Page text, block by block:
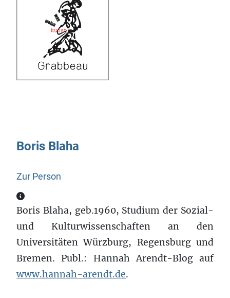
Boris Blaha
Zur Person
Zur Person
Boris Blaha, geb.1960, Studium der Sozial-
und Kulturwissenschaften an den
Universitäten Würzburg, Regensburg und
Bremen. Publ.: Hannah Arendt-Blog auf
www.hannah-arendt.de.